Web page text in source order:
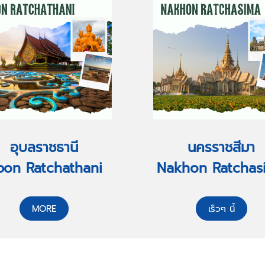
อุบลราชธานี
Ratchathani
MORE
นครราชสีมา
Nakhon
เร็วๆ นี้